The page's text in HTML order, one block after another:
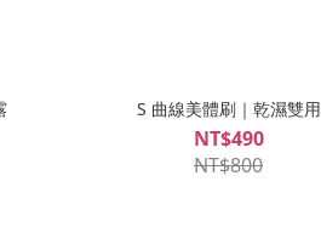
S 曲線美體刷｜乾濕雙用
NT$490
NT$800